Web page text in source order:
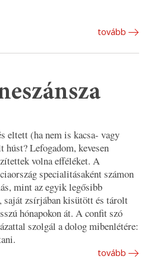
tovább
eltett (ha nem is kacsa- vagy
Lefogadom, kevesen
volna efféléket. A
specialitásaként számon
mint az egyik legősibb
saját zsírjában kisütött és tárolt
hónapokon át. A confit szó
szolgál a dolog mibenlétére:
tovább